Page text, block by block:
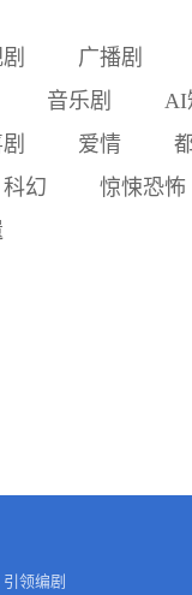
套严密的
局。
开舒适的
经商团
，他的财
天文数
裕阶层和
贱卖官
广播剧
音乐剧
AI
爱情
科幻
惊悚恐怖
引领编剧